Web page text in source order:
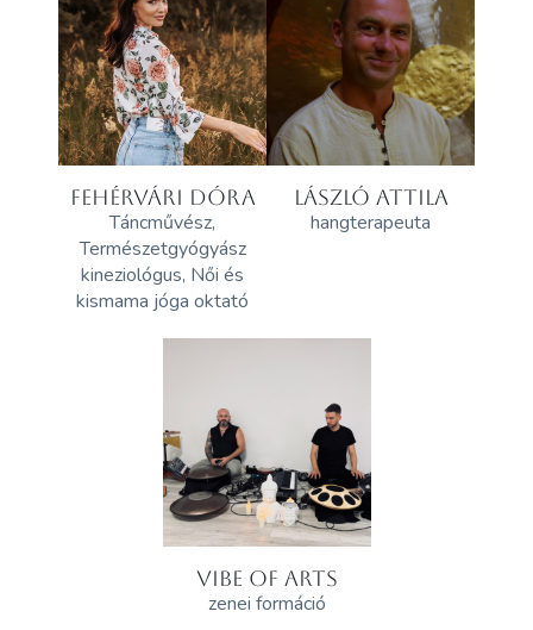
FEHÉRVÁRI DÓRA
Táncművész,
Természetgyógyász
kineziológus, Női és
kismama jóga oktató
LÁSZLÓ ATTILA
hangterapeuta
VIBE OF ARTS
zenei formáció